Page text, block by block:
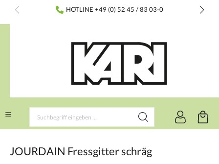
springen HOTLINE +49 (0) 52 45 / 83 03-0
JOURDAIN Fressgitter schräg